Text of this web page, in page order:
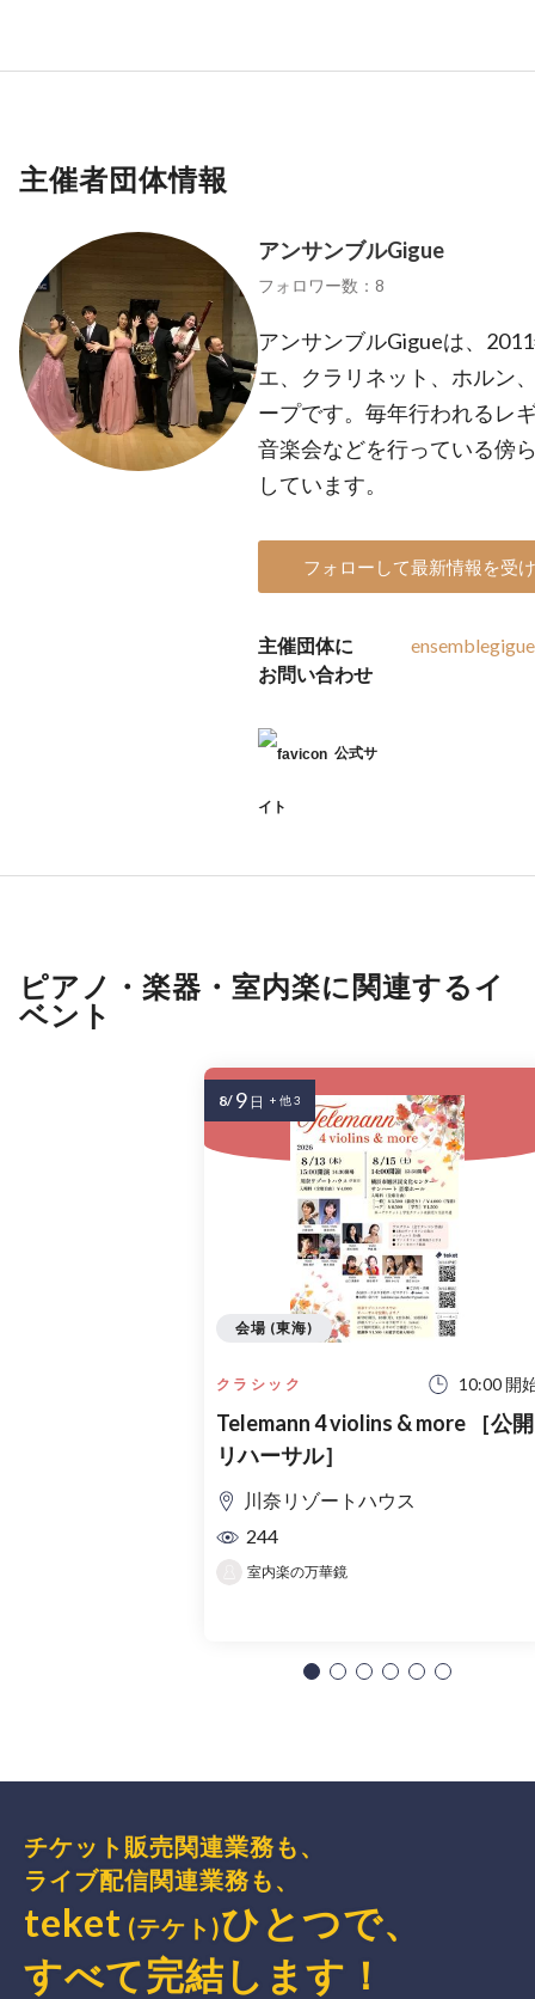
主催者団体情報
アンサンブルGigue
フォロワー数：8
アンサンブルGigueは、
エ、クラリネット、ホルン
ープです。毎年行われるレ
音楽会などを行っている傍
しています。
フォローして最新情報を受
主催団体に
お問い合わせ
公式サ
イト
ピアノ・楽器・室内楽に関連するイ
ベント
クラシック 10:00 開
Telemann 4 violins & more ［公開
リハーサル］
川奈リゾートハウス
244
室内楽の万華鏡
会場 (東海)
8/ 9 日 + 他 3
チケット販売関連業務も、
ライブ配信関連業務も、
teket (テケト)ひとつで、
すべて完結 します ！